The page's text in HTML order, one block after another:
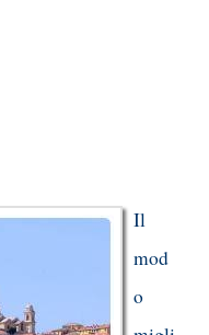
Il
mod
o